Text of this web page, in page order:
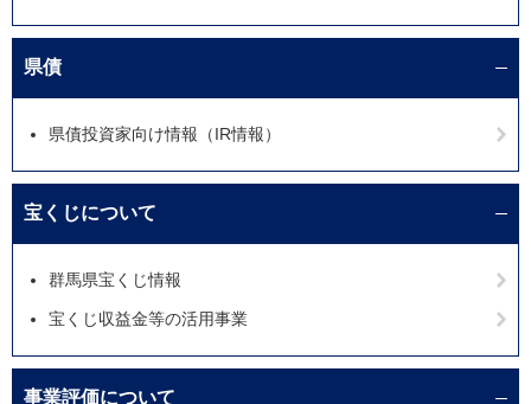
県債
県債投資家向け情報（IR情報）
宝くじについて
群馬県宝くじ情報
宝くじ収益金等の活用事業
事業評価について